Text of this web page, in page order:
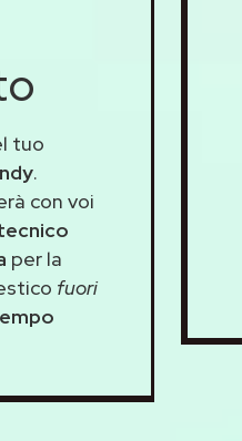
tuo
.
con voi
per la
fuori